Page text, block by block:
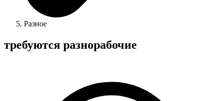
Разное
требуются разнорабочие